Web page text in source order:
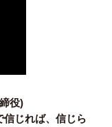
役)
信じれば、信じら